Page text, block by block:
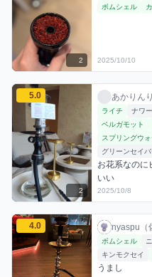
2
ボムシェル
2025/10/10
あかりんりんのローズミッ
5.0
2
あかりん
あかりん
利用フレ
ライチ ナワ
ベルガモット
スプリングウ
グリーンセイバ
コメント
お花系なのに
いい
評価
2025/10/8
nyaspu（佐藤 あかり）の
4.0 nyaspu（
nyaspu（
利用フレ
ボムシェル
キンモクセイ
コメント
うまし
評価